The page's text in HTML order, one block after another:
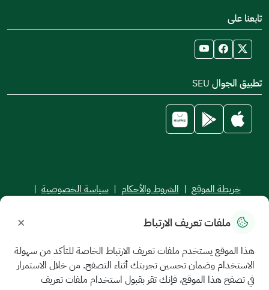
تابعنا على
تطبيق الجوال SEU
خريطة الموقع | الشروط والأحكام | سياسة الخصوصية |
جميع الحقوق محفوظة للجامعة السعودية الإلكترونية © 2026
ملفات تعريف الارتباط ×
هذا الموقع يستخدم ملفات تعريف الارتباط الخاصة للتأكد من سهولة
الاستخدام وضمان تحسين تجربتك أثناء التصفح. من خلال الاستمرار
في تصفح هذا الموقع، فإنك تقر بقبول استخدام ملفات تعريف